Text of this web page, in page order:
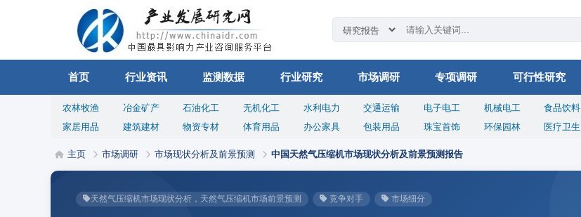
首页 行业资讯 监测数据 行业研究 市场调研 专项调研 可行性研究
农林牧渔 冶金矿产 石油化工 无机化工 水利电力 交通运输 电子电工 机械电工 食品饮料
家居用品
建筑建材 物资专材 体育用品 办公家具 包装用品 珠宝首饰 环保园林 医疗卫生
主页 市场调研 市场现状分析及前景预测 中国天然气压缩机市场现状分析及前景预测报告
天然气压缩机市场现状分析，天然气压缩机市场前景预测 竞争对手 市场细分